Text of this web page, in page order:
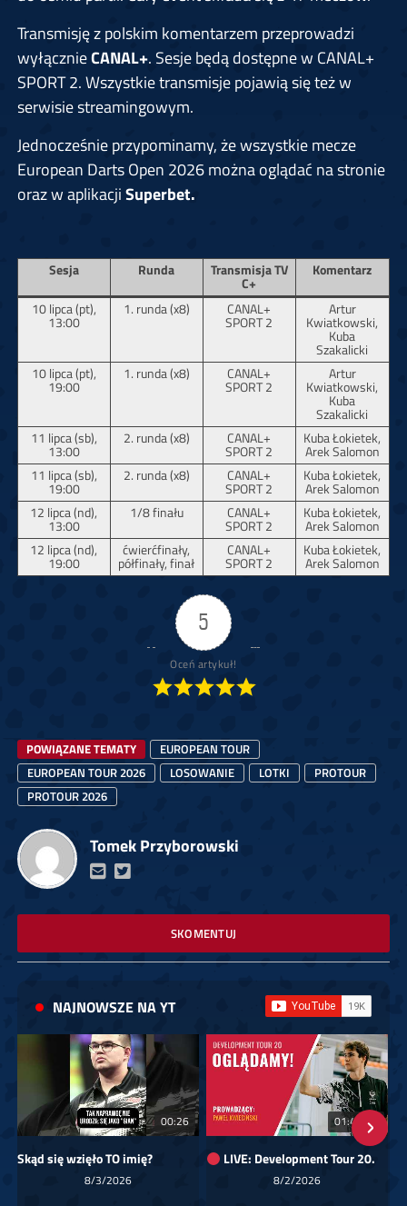
Transmisję z polskim komentarzem przeprowadzi
wyłącznieCANAL+. Sesje będą dostępne w CANAL+
SPORT 2. Wszystkie transmisje pojawią się też w
serwisie streamingowym.
Jednocześnie przypominamy, że wszystkie mecze
European Darts Open 2026 można oglądać na stronie
oraz w aplikacjiSuperbet.
Sesja Runda Transmisja TV
C+
Komentarz
10 lipca (pt),
13:00
1. runda (x8) CANAL+
SPORT 2
Artur
Kwiatkowski,
Kuba
Szakalicki
10 lipca (pt),
19:00
1. runda (x8) CANAL+
SPORT 2
Artur
Kwiatkowski,
Kuba
Szakalicki
11 lipca (sb),
13:00
2. runda (x8) CANAL+
SPORT 2
Kuba Łokietek,
Arek Salomon
11 lipca (sb),
19:00
2. runda (x8) CANAL+
SPORT 2
Kuba Łokietek,
Arek Salomon
12 lipca (nd),
13:00
1/8 finału CANAL+
SPORT 2
Kuba Łokietek,
Arek Salomon
12 lipca (nd),
19:00
ćwierćfinały,
półfinały, finał
CANAL+
SPORT 2
Kuba Łokietek,
Arek Salomon
5
Oceń artykuł!
POWIĄZANE TEMATY
EUROPEAN TOUR
EUROPEAN TOUR 2026
LOSOWANIE LOTKI
PROTOUR
PROTOUR 2026
Tomek Przyborowski
SKOMENTUJ
NAJNOWSZE NA YT
00:26
Skąd się wzięło TO imię?
8/3/2026
01:40:24
LIVE: Development Tour 20.
8/2/2026